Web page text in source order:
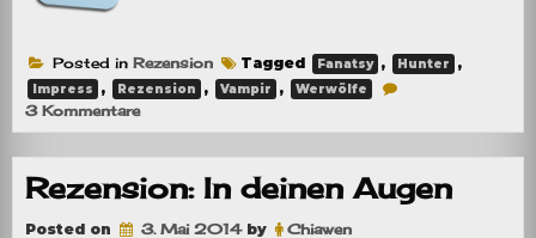
Posted in Rezension Tagged Fanatsy , Hunter ,
Impress , Rezension , Vampir , Werwölfe
3 Kommentarezu
&
Gold
Rezension: In deinen Augen
Posted on 3. Mai 2014by Chiawen